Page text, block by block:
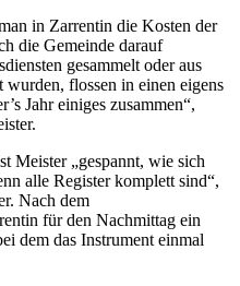
in Zarrentin die Kosten der
die Gemeinde darauf
gesammelt oder aus
flossen in einen eigens
Jahr einiges zusammen“,
Meister „gespannt, wie sich
alle Register komplett sind“,
Nach dem
für den Nachmittag ein
dem das Instrument einmal